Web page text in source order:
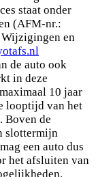
staat onder
(AFM-nr.:
Wijzigingen en
de auto ook
in deze
10 jaar
looptijd van het
Boven de
slottermijn
een auto dus
het afsluiten van